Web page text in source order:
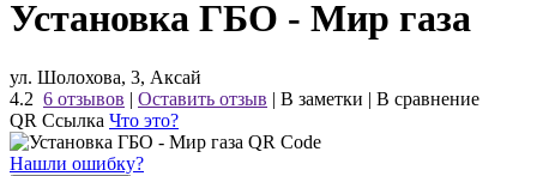
Установка ГБО - Мир газа
ул. Шолохова, 3, Аксай
4.2 6 отзывов | Оставить отзыв | В заметки | В сравнение
QR Ссылка Что это?
Нашли ошибку?